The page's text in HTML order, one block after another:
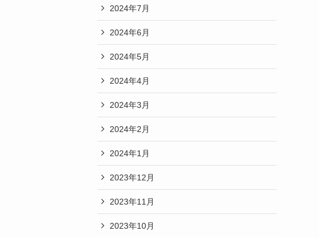
2024年7月
2024年6月
2024年5月
2024年4月
2024年3月
2024年2月
2024年1月
2023年12月
2023年11月
2023年10月